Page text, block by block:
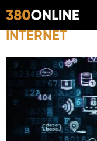
INTERNET